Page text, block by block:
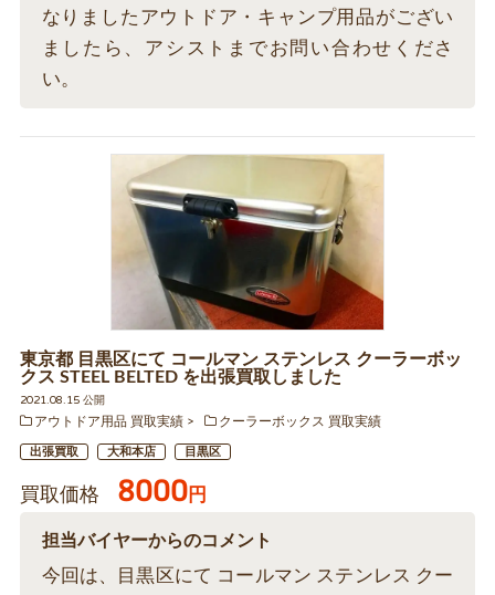
なりましたアウトドア・キャンプ用品がござい
ましたら、アシストまでお問い合わせくださ
い。
東京都 目黒区にて コールマン ステンレス クーラーボッ
クス STEEL BELTED を出張買取しました
2021.08.15 公開
アウトドア用品 買取実績
クーラーボックス 買取実績
出張買取 大和本店 目黒区
買取価格 8000円
担当バイヤーからのコメント
今回は、目黒区にて コールマン ステンレス クー